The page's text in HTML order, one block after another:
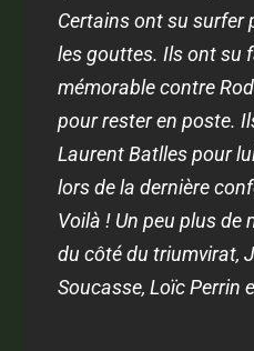
Certains ont su surfer
les gouttes. Ils ont su
mémorable contre
pour rester en poste.
Laurent Batlles pour
lors de la dernière
Voilà ! Un peu plus de
du côté du triumvirat,
Soucasse, Loïc Perrin